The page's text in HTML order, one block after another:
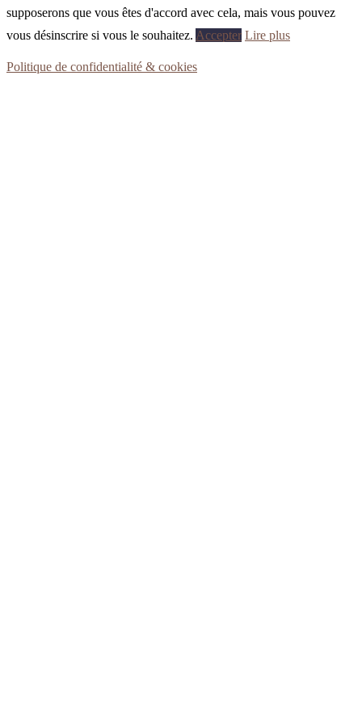
supposerons que vous êtes d'accord avec cela, mais vous pouvez
vous désinscrire si vous le souhaitez. Accepter Lire plus
Politique de confidentialité & cookies